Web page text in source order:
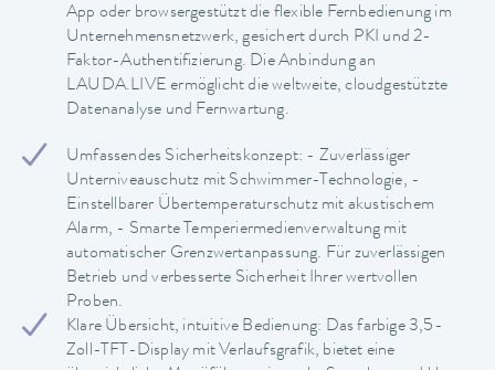
App oder browsergestützt die flexible Fernbedienung im
Unternehmensnetzwerk, gesichert durch PKI und 2-
Faktor-Authentifizierung. Die Anbindung an
LAUDA.LIVE ermöglicht die weltweite, cloudgestützte
Datenanalyse und Fernwartung.
Umfassendes Sicherheitskonzept: - Zuverlässiger
Unterniveauschutz mit Schwimmer-Technologie, -
Einstellbarer Übertemperaturschutz mit akustischem
Alarm, - Smarte Temperiermedienverwaltung mit
automatischer Grenzwertanpassung. Für zuverlässigen
Betrieb und verbesserte Sicherheit Ihrer wertvollen
Proben.
Klare Übersicht, intuitive Bedienung: Das farbige 3,5-
Zoll-TFT-Display mit Verlaufsgrafik, bietet eine